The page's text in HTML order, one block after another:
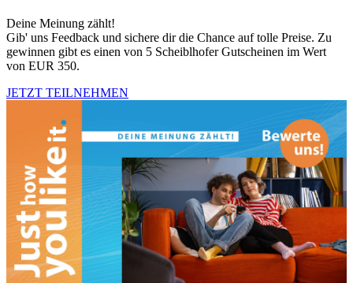
Deine Meinung zählt!
Gib' uns Feedback und sichere dir die Chance auf tolle Preise. Zu
gewinnen gibt es einen von 5 Scheiblhofer Gutscheinen im Wert
von EUR 350.
JETZT TEILNEHMEN